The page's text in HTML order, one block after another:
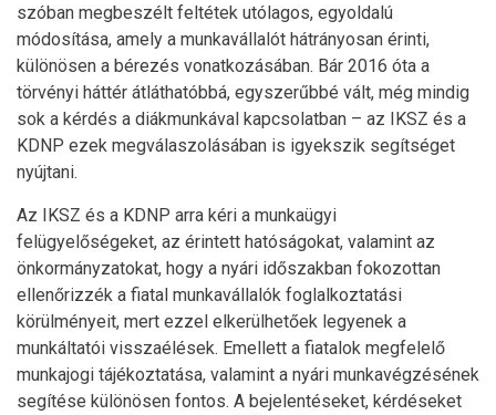
szóban megbeszélt feltétek utólagos, egyoldalú
módosítása, amely a munkavállalót hátrányosan érinti,
különösen a bérezés vonatkozásában. Bár 2016 óta a
törvényi háttér átláthatóbbá, egyszerűbbé vált, még mindig
sok a kérdés a diákmunkával kapcsolatban – az IKSZ és a
KDNP ezek megválaszolásában is igyekszik segítséget
nyújtani.
Az IKSZ és a KDNP arra kéri a munkaügyi
felügyelőségeket, az érintett hatóságokat, valamint az
önkormányzatokat, hogy a nyári időszakban fokozottan
ellenőrizzék a fiatal munkavállalók foglalkoztatási
körülményeit, mert ezzel elkerülhetőek legyenek a
munkáltatói visszaélések. Emellett a fiatalok megfelelő
munkajogi tájékoztatása, valamint a nyári munkavégzésének
segítése különösen fontos. A bejelentéseket, kérdéseket